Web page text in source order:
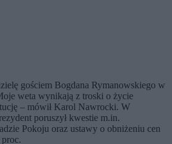
gościem Bogdana Rymanowskiego w
weta wynikają z troski o życie
– mówił Karol Nawrocki. W
poruszył kwestie m.in.
Pokoju oraz ustawy o obniżeniu cen